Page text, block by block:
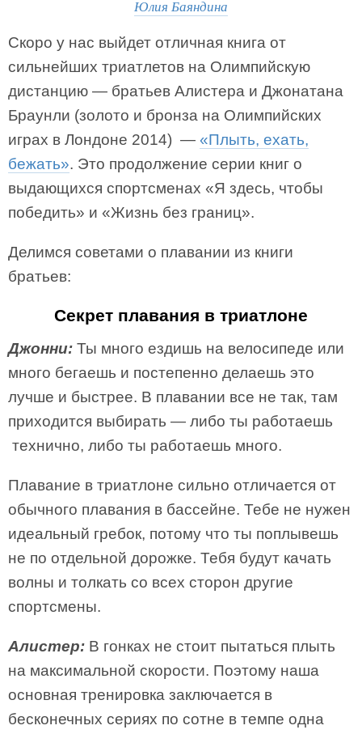
Юлия Баяндина
Скоро у нас выйдет отличная книга от
сильнейших триатлетов на Олимпийскую
дистанцию — братьев Алистера и Джонатана
Браунли (золото и бронза на Олимпийских
играх в Лондоне 2014) — «Плыть, ехать,
бежать». Это продолжение серии книг о
выдающихся спортсменах «Я здесь, чтобы
победить» и «Жизнь без границ».
Делимся советами о плавании из книги
братьев:
Секрет плавания в триатлоне
Джонни: Ты много ездишь на велосипеде или
много бегаешь и постепенно делаешь это
лучше и быстрее. В плавании все не так, там
приходится выбирать — либо ты работаешь
технично, либо ты работаешь много.
Плавание в триатлоне сильно отличается от
обычного плавания в бассейне. Тебе не нужен
идеальный гребок, потому что ты поплывешь
не по отдельной дорожке. Тебя будут качать
волны и толкать со всех сторон другие
спортсмены.
Алистер: В гонках не стоит пытаться плыть
на максимальной скорости. Поэтому наша
основная тренировка заключается в
бесконечных сериях по сотне в темпе одна